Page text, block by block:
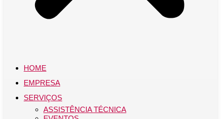
HOME
EMPRESA
SERVIÇOS
ASSISTÊNCIA TÉCNICA